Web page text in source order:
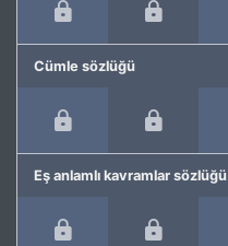
Cümle sözlüğü
Eş anlamlı kavramlar sözlüğü